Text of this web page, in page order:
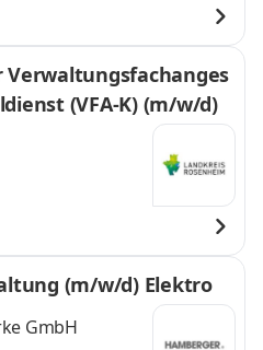
(VFA-K) (m/w/d)
(m/w/d) Elektro
GmbH